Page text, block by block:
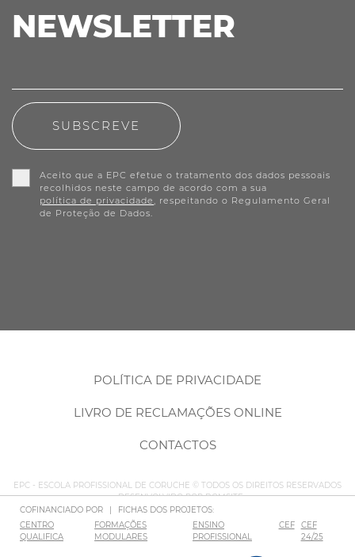
NEWSLETTER
SUBSCREVE
Aceito que a EPC efetue o tratamento dos dados pessoais
recolhidos neste campo de acordo com a sua
política de privacidade , respeitando o Regulamento Geral
de Proteção de Dados.
POLÍTICA DE PRIVACIDADE
LIVRO DE RECLAMAÇÕES ONLINE
CONTACTOS
EPC - ESCOLA PROFISSIONAL DE CORUCHE © TODOS OS DIREITOS RESERVADOS
– DESENVOLVIDO PORBOMSITE
COFINANCIADO POR
|
FICHAS DOS PROJETOS:
CENTRO
QUALIFICA
FORMAÇÕES
MODULARES
ENSINO
PROFISSIONAL
CEF
CEF
24/25